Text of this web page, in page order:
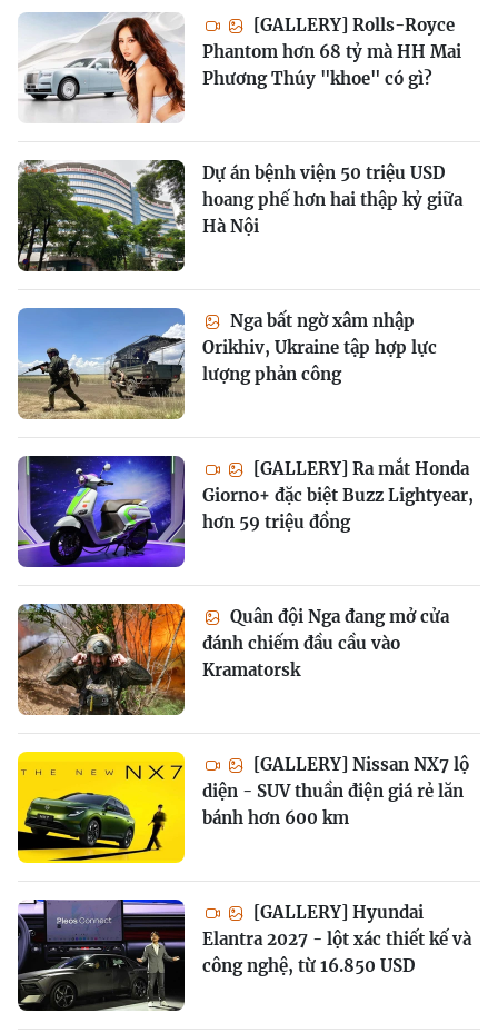
[GALLERY] Rolls-Royce
Phantom hơn 68 tỷ mà HH Mai
Phương Thúy "khoe" có gì?
Dự án bệnh viện 50 triệu USD
hoang phế hơn hai thập kỷ giữa
Hà Nội
Nga bất ngờ xâm nhập
Orikhiv, Ukraine tập hợp lực
lượng phản công
[GALLERY] Ra mắt Honda
Giorno+ đặc biệt Buzz Lightyear,
hơn 59 triệu đồng
Quân đội Nga đang mở cửa
đánh chiếm đầu cầu vào
Kramatorsk
[GALLERY] Nissan NX7 lộ
diện - SUV thuần điện giá rẻ lăn
bánh hơn 600 km
[GALLERY] Hyundai
Elantra 2027 - lột xác thiết kế và
công nghệ, từ 16.850 USD